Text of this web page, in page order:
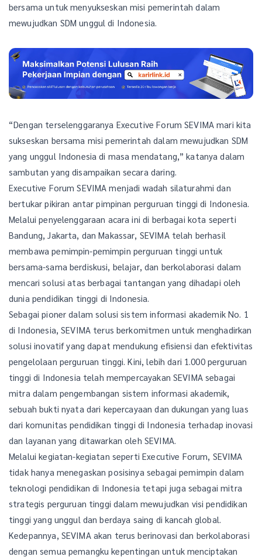
bersama untuk menyukseskan misi pemerintah dalam
mewujudkan SDM unggul di Indonesia.
“Dengan terselenggaranya Executive Forum SEVIMA mari kita
sukseskan bersama misi pemerintah dalam mewujudkan SDM
yang unggul Indonesia di masa mendatang,” katanya dalam
sambutan yang disampaikan secara daring.
Executive Forum SEVIMA menjadi wadah silaturahmi dan
bertukar pikiran antar pimpinan perguruan tinggi di Indonesia.
Melalui penyelenggaraan acara ini di berbagai kota seperti
Bandung, Jakarta, dan Makassar, SEVIMA telah berhasil
membawa pemimpin-pemimpin perguruan tinggi untuk
bersama-sama berdiskusi, belajar, dan berkolaborasi dalam
mencari solusi atas berbagai tantangan yang dihadapi oleh
dunia pendidikan tinggi di Indonesia.
Sebagai pioner dalam solusi sistem informasi akademik No. 1
di Indonesia, SEVIMA terus berkomitmen untuk menghadirkan
solusi inovatif yang dapat mendukung efisiensi dan efektivitas
pengelolaan perguruan tinggi. Kini, lebih dari 1.000 perguruan
tinggi di Indonesia telah mempercayakan SEVIMA sebagai
mitra dalam pengembangan sistem informasi akademik,
sebuah bukti nyata dari kepercayaan dan dukungan yang luas
dari komunitas pendidikan tinggi di Indonesia terhadap inovasi
dan layanan yang ditawarkan oleh SEVIMA.
Melalui kegiatan-kegiatan seperti Executive Forum, SEVIMA
tidak hanya menegaskan posisinya sebagai pemimpin dalam
teknologi pendidikan di Indonesia tetapi juga sebagai mitra
strategis perguruan tinggi dalam mewujudkan visi pendidikan
tinggi yang unggul dan berdaya saing di kancah global.
Kedepannya, SEVIMA akan terus berinovasi dan berkolaborasi
dengan semua pemangku kepentingan untuk menciptakan